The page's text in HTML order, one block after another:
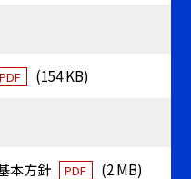
PDF (154 KB)
本方針 PDF (2 MB)